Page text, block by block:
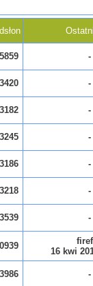
-
-
-
-
-
-
-
16 kwi
-